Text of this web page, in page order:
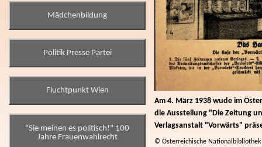
Mädchenbildung
Politik Presse Partei
Fluchtpunkt Wien
"Sie meinen es politisch!" 100
Jahre Frauenwahlrecht
Am 4. März 1938 wude im
die Ausstellung "Die Zeitung
Verlagsanstalt "Vorwärts"
© Österreichische Nationalbibliothek